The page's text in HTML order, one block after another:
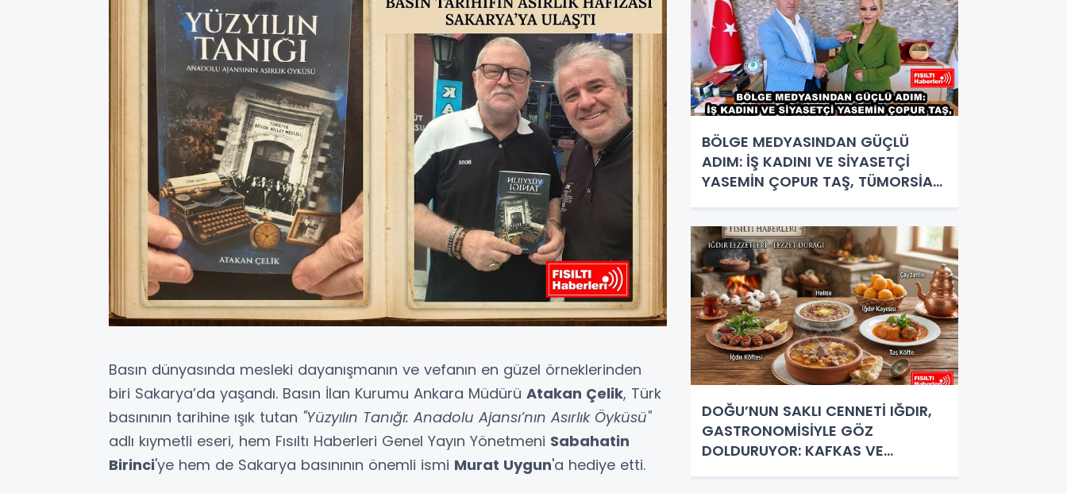
Basın dünyasında mesleki dayanışmanın ve vefanın en güzel örneklerinden
biri Sakarya’da yaşandı. Basın İlan Kurumu Ankara Müdürü Atakan Çelik, Türk
basınının tarihine ışık tutan "Yüzyılın Tanığı: Anadolu Ajansı’nın Asırlık Öyküsü"
adlı kıymetli eseri, hem Fısıltı Haberleri Genel Yayın Yönetmeni Sabahatin
Birinci'ye hem de Sakarya basınının önemli ismi Murat Uygun'a hediye etti.
BÖLGE MEDYASINDAN GÜÇLÜ
ADIM: İŞ KADINI VE SİYASETÇİ
YASEMİN ÇOPUR TAŞ, TÜMORSİAD
DOĞU’NUN SAKLI CENNETİ IĞDIR,
GASTRONOMİSİYLE GÖZ
DOLDURUYOR: KAFKAS VE